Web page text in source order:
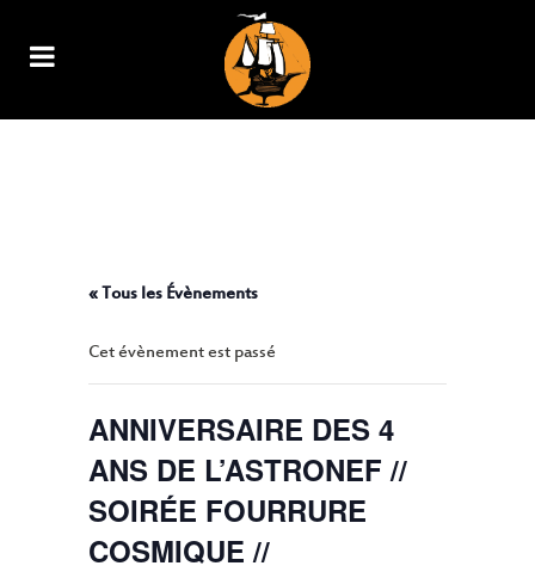
« Tous les Évènements
Cet évènement est passé
ANNIVERSAIRE DES 4
ANS DE L’ASTRONEF //
SOIRÉE FOURRURE
COSMIQUE //